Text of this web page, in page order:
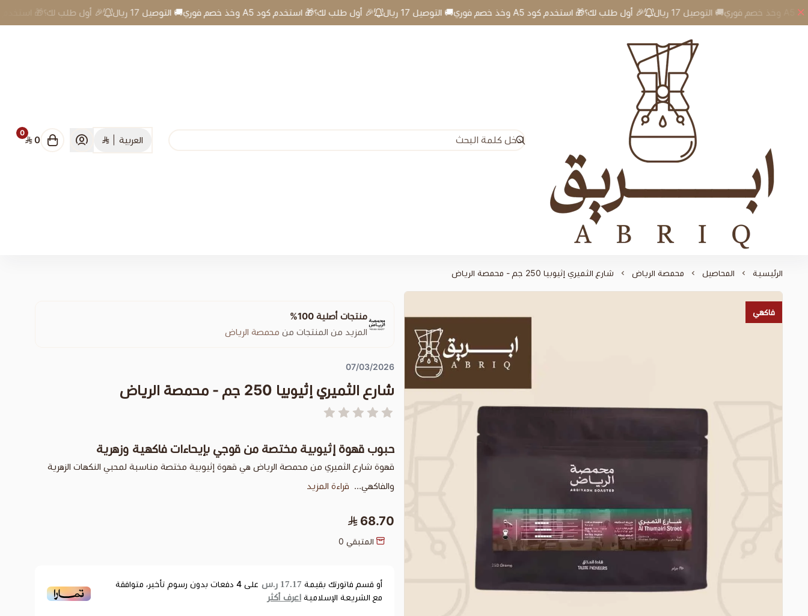
🎉 أول طلب لك؟🎁 استخدم كود A5 وخذ خصم فوري🚚 التوصيل 17 ريال 🎉 أول طلب لك؟🎁 استخدم كود A5 وخذ خصم فوري🚚 التوصيل 17 ريال 🎉 أول طلب لك؟🎁 استخدم كود A5 وخذ خصم فوري🚚 التوصيل 17 ريال
إبريق
العربية
0
0
الرئيسية المحاصيل محمصة الرياض شارع الثميري إثيوبيا 250 جم - محمصة الرياض
فاكهي
منتجات أصلية 100%
المزيد من المنتجات من محمصة الرياض
07/03/2026
شارع الثميري إثيوبيا 250 جم - محمصة الرياض
حبوب قهوة إثيوبية مختصة من قوجي بإيحاءات فاكهية وزهرية
قهوة شارع الثميري من محمصة الرياض هي قهوة إثيوبية مختصة مناسبة لمحبي النكهات الزهرية
والفاكهي... قراءة المزيد
68.70
المتبقي 0
أو قسم فاتورتك بقيمة 17.17 ر.س على 4 دفعات بدون رسوم تأخير، متوافقة
مع الشريعة الإسلامية اعرف أكثر